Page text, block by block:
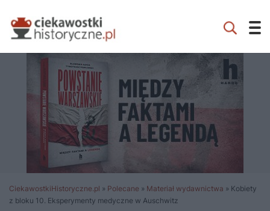
CiekawostkiHistoryczne.pl » Polecane » Materiał wydawnictwa » Kobiety
z bloku 10. Eksperymenty medyczne w Auschwitz